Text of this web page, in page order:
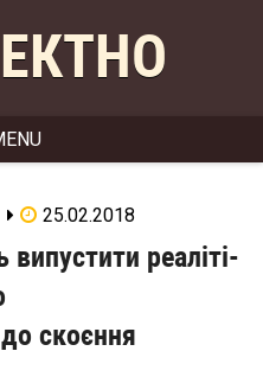
25.02.2018
реаліті-
скоєння